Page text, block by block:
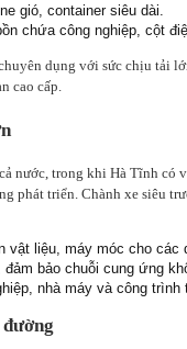
gió, container siêu dài.
chứa công nghiệp, cột
dụng với sức chịu tải
cao cấp.
nước, trong khi Hà Tĩnh
phát triển. Chành xe siêu
vật liệu, máy móc cho
bảo chuỗi cung ứng
nhà máy và công trình